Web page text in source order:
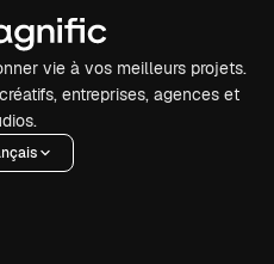
vie à vos meilleurs projets.
entreprises, agences et